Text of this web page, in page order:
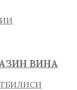
ВИНА